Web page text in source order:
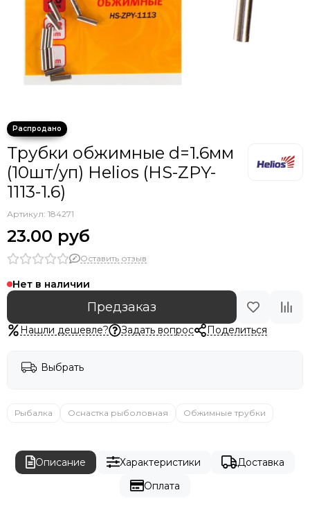
Крючки тройники с каплей
Трубки обжимные d=1.6мм
(10шт/уп) Helios (HS-ZPY-
1113-1.6)
Артикул: 184271
23.00 руб
Оставить отзыв
Нет в наличии
Предзаказ
Нашли дешевле? Задать вопрос Поделиться
Выбрать
Рыбалка Оснастка рыболовная Обжимные трубки
Описание Характеристики
Доставка
Оплата